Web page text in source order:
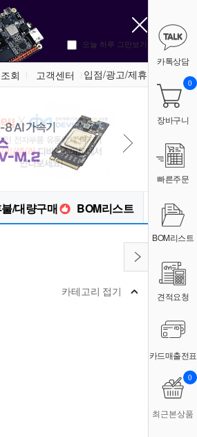
오늘 하루 그만보기
회 고객센터 입점/광고/제휴
/대량구매 BOM리스트
카톡상담
장바구니
0
빠른주문
BOM리스트
견적요청
카드매출전표
최근본상품
0
카테고리 접기